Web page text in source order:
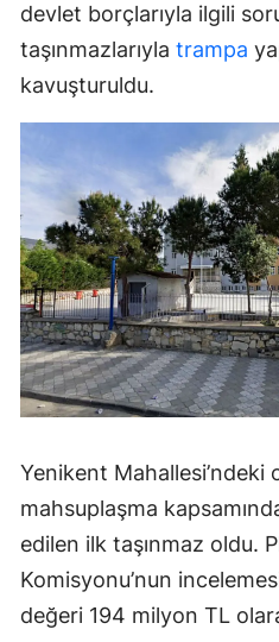
devlet borçlarıyla ilgili
taşınmazlarıyla trampa
kavuşturuldu.
Yenikent Mahallesi’ndeki
mahsuplaşma
edilen ilk taşınmaz oldu.
Komisyonu’nun
değeri 194 milyon TL